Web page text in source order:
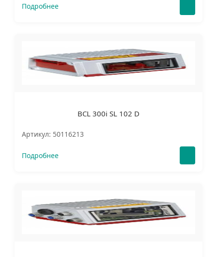
Подробнее
BCL 300i SL 102 D
Артикул: 50116213
Подробнее